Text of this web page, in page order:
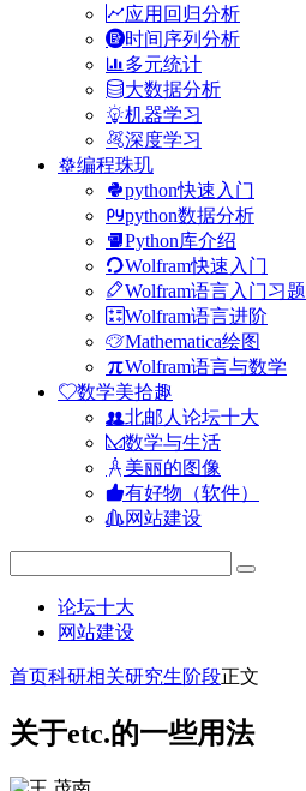
应用回归分析
时间序列分析
多元统计
大数据分析
机器学习
深度学习
编程珠玑
python快速入门
python数据分析
Python库介绍
Wolfram快速入门
Wolfram语言入门习题
Wolfram语言进阶
Mathematica绘图
Wolfram语言与数学
数学美拾趣
北邮人论坛十大
数学与生活
美丽的图像
有好物（软件）
网站建设
论坛十大
网站建设
首页科研相关研究生阶段正文
关于etc.的一些用法